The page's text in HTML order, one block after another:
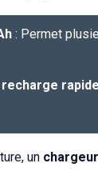
: Permet
recharge rapide
un